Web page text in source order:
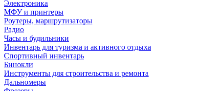
Электроника
МФУ и принтеры
Роутеры, маршрутизаторы
Радио
Часы и будильники
Инвентарь для туризма и активного отдыха
Спортивный инвентарь
Бинокли
Инструменты для строительства и ремонта
Дальномеры